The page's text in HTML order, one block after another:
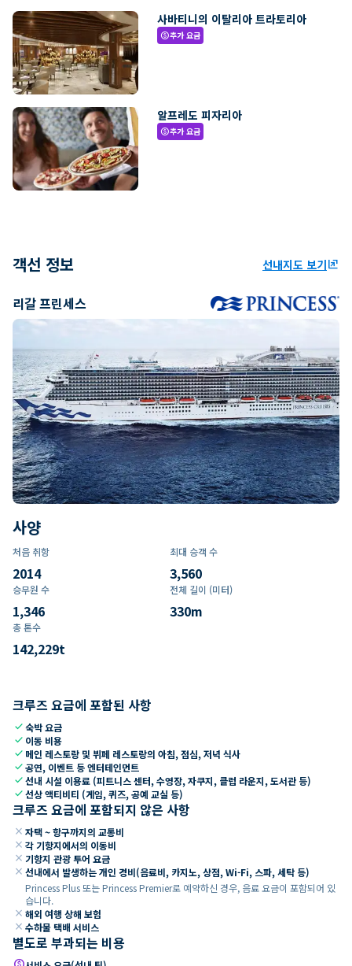
사바티니의 이탈리아 트라토리아
paid추가 요금
알프레도 피자리아
paid추가 요금
객선 정보 선내지도 보기ungroup
리갈 프린세스
사양
처음 취항
2014
최대 승객 수
3,560
승무원 수
1,346
전체 길이 (미터)
330m
총 톤수
142,229t
크루즈 요금에 포함된 사항
check숙박 요금
check 이동 비용
check 메인 레스토랑 및 뷔페 레스토랑의 아침, 점심, 저녁 식사
check공연, 이벤트 등 엔터테인먼트
check선내 시설 이용료 (피트니스 센터, 수영장, 자쿠지, 클럽 라운지, 도서관 등)
check선상 액티비티 (게임, 퀴즈, 공예 교실 등)
크루즈 요금에 포함되지 않은 사항
close 자택 ~ 항구까지의 교통비
close 각 기항지에서의 이동비
close 기항지 관광 투어 요금
close 선내에서 발생하는 개인 경비(음료비, 카지노, 상점, Wi-Fi, 스파, 세탁 등)
Princess Plus 또는 Princess Premier로 예약하신 경우, 음료 요금이 포함되어 있
습니다.
close 해외 여행 상해 보험
close 수하물 택배 서비스
별도로 부과되는 비용